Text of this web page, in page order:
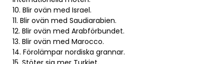
10. Blir ovän med Israel.
11. Blir ovän med Saudiarabien.
12. Blir ovän med Arabförbundet.
13. Blir ovän med Marocco.
14. Förolämpar nordiska grannar.